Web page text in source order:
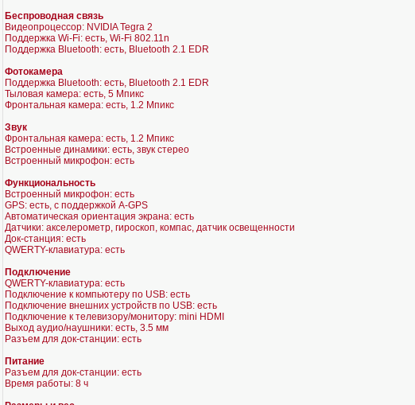
Беспроводная связь
Видеопроцессор: NVIDIA Tegra 2
Поддержка Wi-Fi: есть, Wi-Fi 802.11n
Поддержка Bluetooth: есть, Bluetooth 2.1 EDR
Фотокамера
Поддержка Bluetooth: есть, Bluetooth 2.1 EDR
Тыловая камера: есть, 5 Мпикс
Фронтальная камера: есть, 1.2 Мпикс
Звук
Фронтальная камера: есть, 1.2 Мпикс
Встроенные динамики: есть, звук стерео
Встроенный микрофон: есть
Функциональность
Встроенный микрофон: есть
GPS: есть, с поддержкой A-GPS
Автоматическая ориентация экрана: есть
Датчики: акселерометр, гироскоп, компас, датчик освещенности
Док-станция: есть
QWERTY-клавиатура: есть
Подключение
QWERTY-клавиатура: есть
Подключение к компьютеру по USB: есть
Подключение внешних устройств по USB: есть
Подключение к телевизору/монитору: mini HDMI
Выход аудио/наушники: есть, 3.5 мм
Разъем для док-станции: есть
Питание
Разъем для док-станции: есть
Время работы: 8 ч